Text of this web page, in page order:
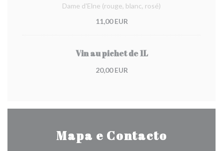
Dame d'Elne (rouge, blanc, rosé)
11,00 EUR
Vin au pichet de 1L
20,00 EUR
Mapa e Contacto